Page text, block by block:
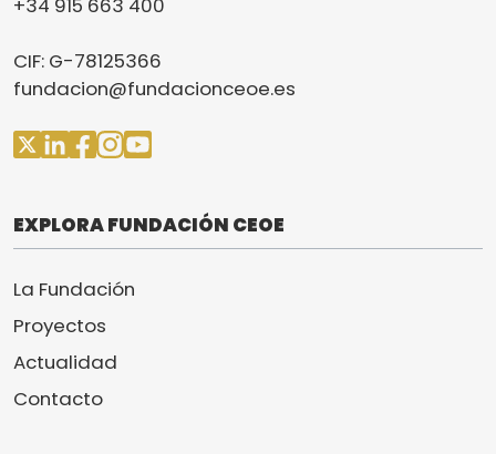
CIF: G-78125366
fundacion@fundacionceoe.es
EXPLORA FUNDACIÓN CEOE
La Fundación
Proyectos
Actualidad
Contacto